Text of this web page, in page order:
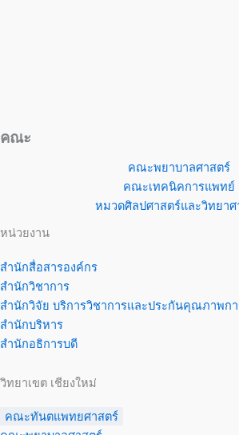
คณะ
คณะพยาบาลศาสตร์
คณะเทคนิคการแพทย์
หมวดศิลปศาสตร์และวิทยาศ
หน่วยงาน
สำนักสื่อสารองค์กร
สำนักวิชาการ
สำนักวิจัย บริการวิชาการและประกันคุณภาพก
สำนักบริหาร
สำนักอธิการบดี
วิทยาเขต เชียงใหม่
คณะทันตแพทยศาสตร์